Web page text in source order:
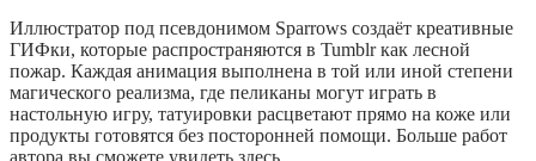
Иллюстратор под псевдонимом Sparrows создаёт креативные
ГИФки, которые распространяются в Tumblr как лесной
пожар. Каждая анимация выполнена в той или иной степени
магического реализма, где пеликаны могут играть в
настольную игру, татуировки расцветают прямо на коже или
продукты готовятся без посторонней помощи. Больше работ